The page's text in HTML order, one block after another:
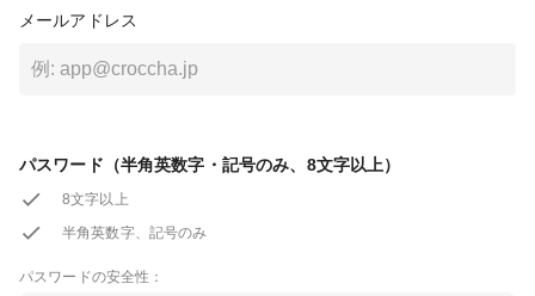
メールアドレス
パスワード（半角英数字・記号のみ、8文字以上）
8文字以上
半角英数字、記号のみ
パスワードの安全性：